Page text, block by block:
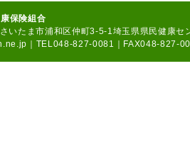
保険組合
いたま市浦和区仲町3-5-1埼玉県県民健康セ
｜TEL048-827-0081｜FAX048-827-